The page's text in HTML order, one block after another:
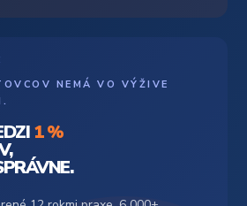
NEMÁ VO VÝŽIVE
1 %